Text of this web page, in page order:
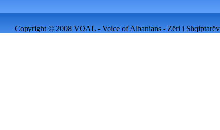
Copyright © 2008 VOAL - Voice of Albanians - Zëri i